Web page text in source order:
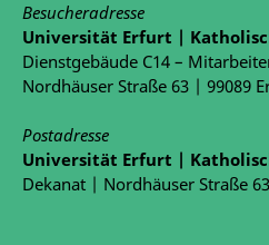
Besucheradresse
Universität Erfurt |
Dienstgebäude C14 –
Nordhäuser Straße 63 | 99089
Postadresse
Universität Erfurt |
Dekanat | Nordhäuser Straße